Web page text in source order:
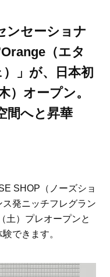
ンセーショナ
（エタ
」が、日本初
）オープン。
間へと昇華
SHOP（ノーズショ
発ニッチフレグラン
土）プレオープンと
できます。